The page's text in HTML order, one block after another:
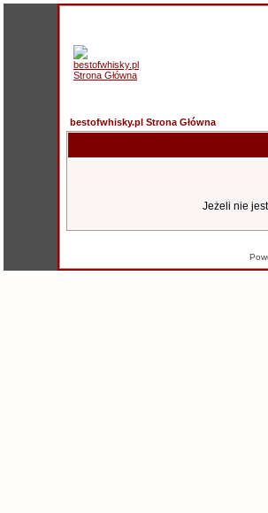
bestofwhisky.pl Strona Główna
Jeżeli nie